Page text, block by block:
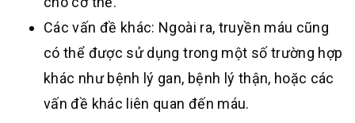
Các vấn đề khác: Ngoài ra, truyền máu cũng
có thể được sử dụng trong một số trường hợp
khác như bệnh lý gan, bệnh lý thận, hoặc các
vấn đề khác liên quan đến máu.